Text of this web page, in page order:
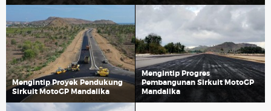
Mengintip Proyek Pendukung
Sirkuit MotoGP Mandalika
Mengintip Progres
Pembangunan Sirkuit MotoGP
Mandalika